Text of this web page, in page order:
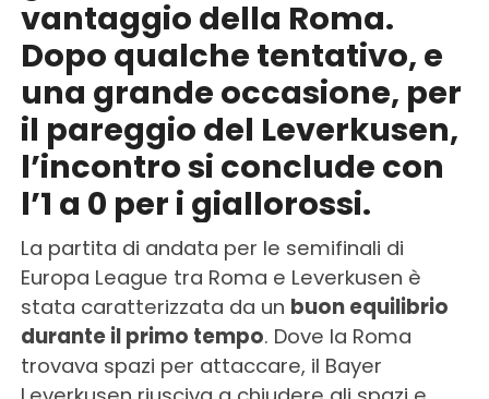
vantaggio della Roma.
Dopo qualche tentativo, e
una grande occasione, per
il pareggio del Leverkusen,
l’incontro si conclude con
l’1 a 0 per i giallorossi.
La partita di andata per le semifinali di
Europa League tra Roma e Leverkusen è
stata caratterizzata da un buon equilibrio
durante il primo tempo. Dove la Roma
trovava spazi per attaccare, il Bayer